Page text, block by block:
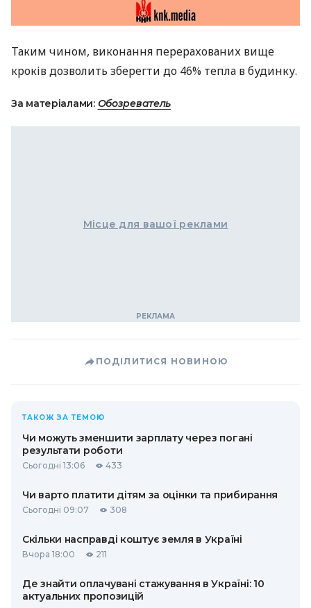
Таким чином, виконання перерахованих вище
кроків дозволить зберегти до 46% тепла в будинку.
За матеріалами: Обозреватель
Місце для вашої реклами
ПОДІЛИТИСЯ НОВИНОЮ
ТАКОЖ ЗА ТЕМОЮ
Чи можуть зменшити зарплату через погані
результати роботи
Сьогодні 13:06 433
Чи варто платити дітям за оцінки та прибирання
Сьогодні 09:07 308
Скільки насправді коштує земля в Україні
Вчора 18:00 211
Де знайти оплачувані стажування в Україні: 10
актуальних пропозицій